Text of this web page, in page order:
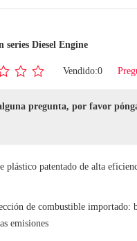
series Diesel Engine
Vendido:0
pregunta, por favor
plástico patentado de alta
de combustible importado:
emisiones